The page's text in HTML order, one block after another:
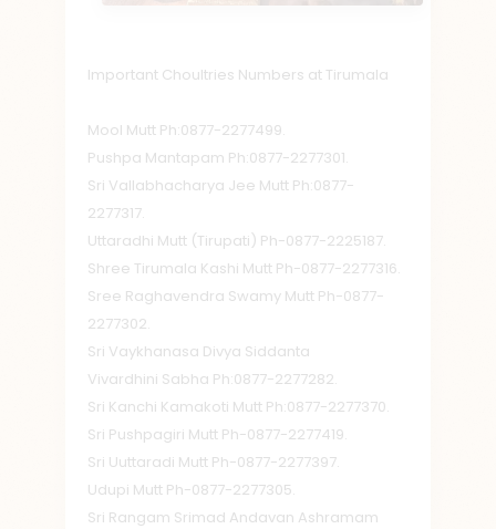
Important Choultries Numbers at Tirumala
Mool Mutt Ph:0877-2277499.
Pushpa Mantapam Ph:0877-2277301.
Sri Vallabhacharya Jee Mutt Ph:0877-
2277317.
Uttaradhi Mutt (Tirupati) Ph-0877-2225187.
Shree Tirumala Kashi Mutt Ph-0877-2277316.
Sree Raghavendra Swamy Mutt Ph-0877-
2277302.
Sri Vaykhanasa Divya Siddanta
Vivardhini Sabha Ph:0877-2277282.
Sri Kanchi Kamakoti Mutt Ph:0877-2277370.
Sri Pushpagiri Mutt Ph-0877-2277419.
Sri Uuttaradi Mutt Ph-0877-2277397.
Udupi Mutt Ph-0877-2277305.
Sri Rangam Srimad Andavan Ashramam